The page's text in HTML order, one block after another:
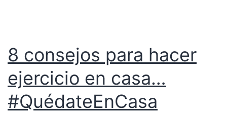
8 consejos para hacer
ejercicio en casa…
#QuédateEnCasa